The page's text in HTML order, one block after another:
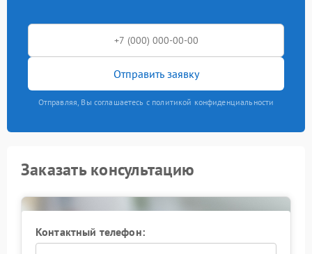
Отправить заявку
Отправляя, Вы соглашаетесь с политикой конфиденциальности
Заказать консультацию
Контактный телефон: